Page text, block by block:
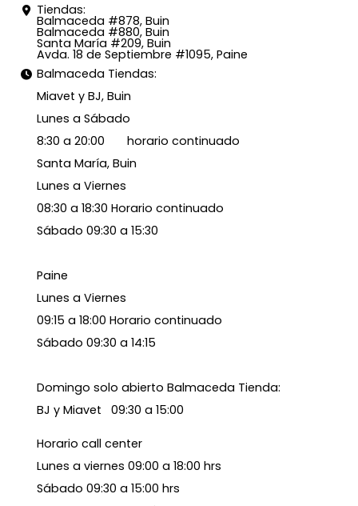
Tiendas:
Balmaceda #878, Buin
Balmaceda #880, Buin
Santa María #209, Buin
Avda. 18 de Septiembre #1095, Paine
Balmaceda Tiendas:
Miavet y BJ, Buin
Lunes a Sábado
8:30 a 20:00 horario continuado
Santa María, Buin
Lunes a Viernes
08:30 a 18:30 Horario continuado
Sábado 09:30 a 15:30
Paine
Lunes a Viernes
09:15 a 18:00 Horario continuado
Sábado 09:30 a 14:15
Domingo solo abierto Balmaceda Tienda:
BJ y Miavet 09:30 a 15:00
Horario call center
Lunes a viernes 09:00 a 18:00 hrs
Sábado 09:30 a 15:00 hrs